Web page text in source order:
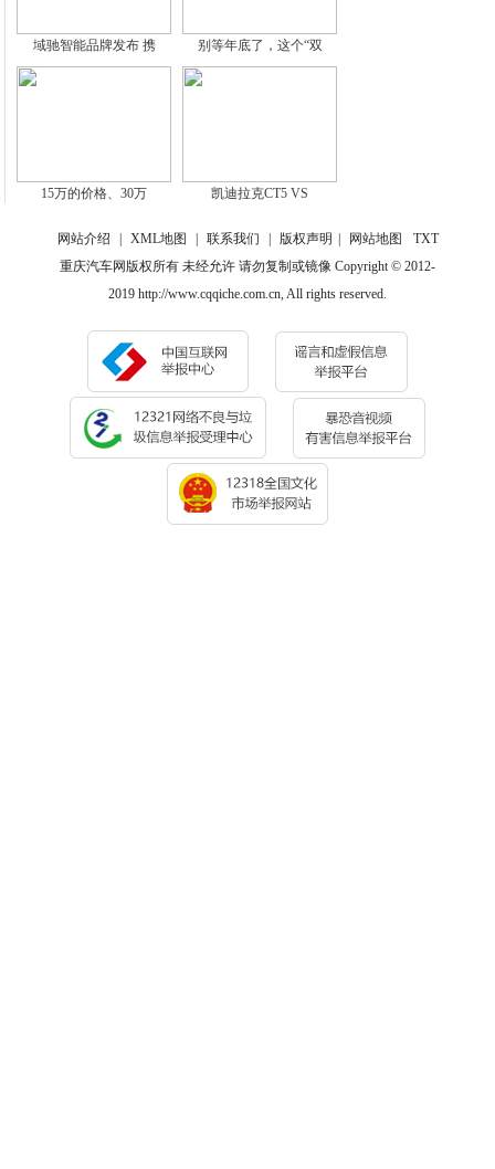
域驰智能品牌发布 携 别等年底了，这个“双
15万的价格、30万 凯迪拉克CT5 VS
网站介绍 XML地图 联系我们 版权声明 网站地图
TXT
重庆汽车网版权所有 未经允许 请勿复制或镜像 Copyright © 2012-
2019 http://www.cqqiche.com.cn, All rights reserved.